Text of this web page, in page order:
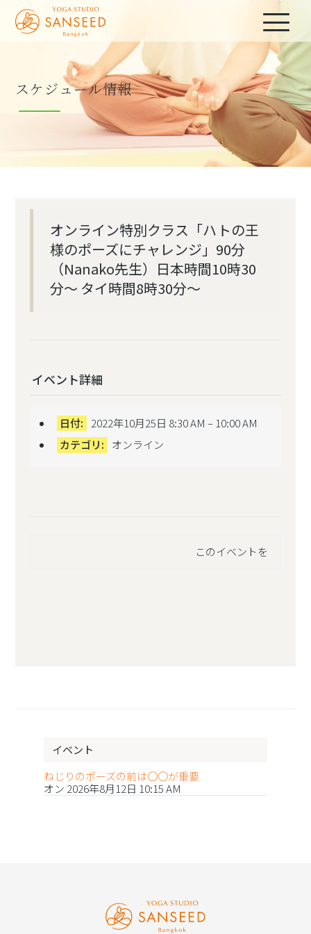
スケジュール情報
オンライン特別クラス「ハトの王
様のポーズにチャレンジ」90分
（Nanako先生）日本時間10時30
分～ タイ時間8時30分～
イベント詳細
日付: 2022年10月25日 8:30 AM – 10:00 AM
カテゴリ:
オンライン
このイベントを
イベント
ねじりのポーズの前は〇〇が重要
オン 2026年8月12日 10:15 AM